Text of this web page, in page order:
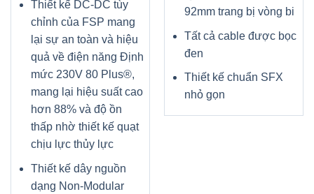
Thiết kế DC-DC tùy
chỉnh của FSP mang
lại sự an toàn và hiệu
quả về điện năng Định
mức 230V 80 Plus®,
mang lại hiệu suất cao
hơn 88% và độ ồn
thấp nhờ thiết kế quạt
chịu lực thủy lực
Thiết kế dây nguồn
dạng Non-Modular
92mm trang bị vòng bi
Tất cả cable được bọc
đen
Thiết kế chuẩn SFX
nhỏ gọn